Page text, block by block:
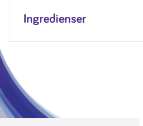
Ingredienser